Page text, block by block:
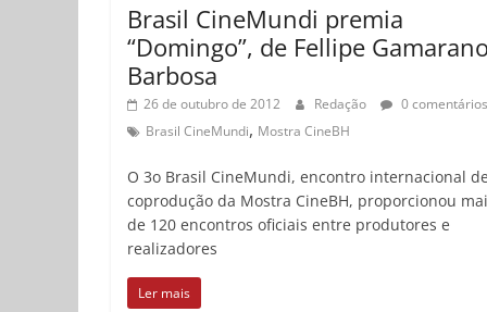
Brasil CineMundi premia
“Domingo”, de Fellipe Gamarano
Barbosa
26 de outubro de 2012 Redação
0 comentários
Brasil CineMundi, Mostra CineBH
O 3o Brasil CineMundi, encontro internacional de
coprodução da Mostra CineBH, proporcionou
de 120 encontros oficiais entre produtores e
realizadores
Ler mais